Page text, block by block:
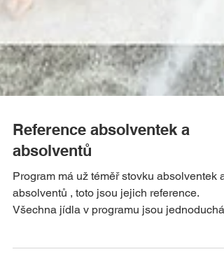
absolventů
Program má už téměř stovku absolventek a